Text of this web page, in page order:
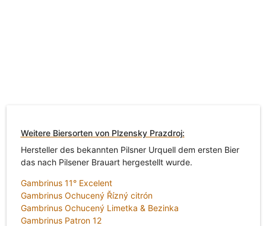
Weitere Biersorten von Plzensky Prazdroj:
Hersteller des bekannten Pilsner Urquell dem ersten Bier
das nach Pilsener Brauart hergestellt wurde.
Gambrinus 11° Excelent
Gambrinus Ochucený Řízný citrón
Gambrinus Ochucený Limetka & Bezinka
Gambrinus Patron 12